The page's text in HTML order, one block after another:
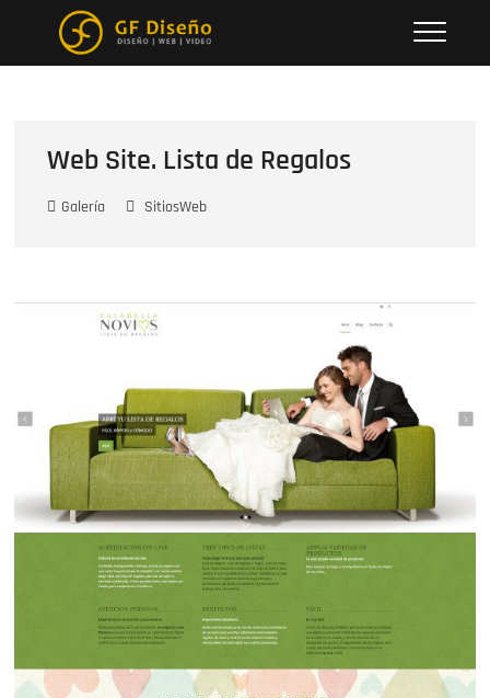
Gustavo Farenzena
Web Site. Lista de Regalos
Galería SitiosWeb